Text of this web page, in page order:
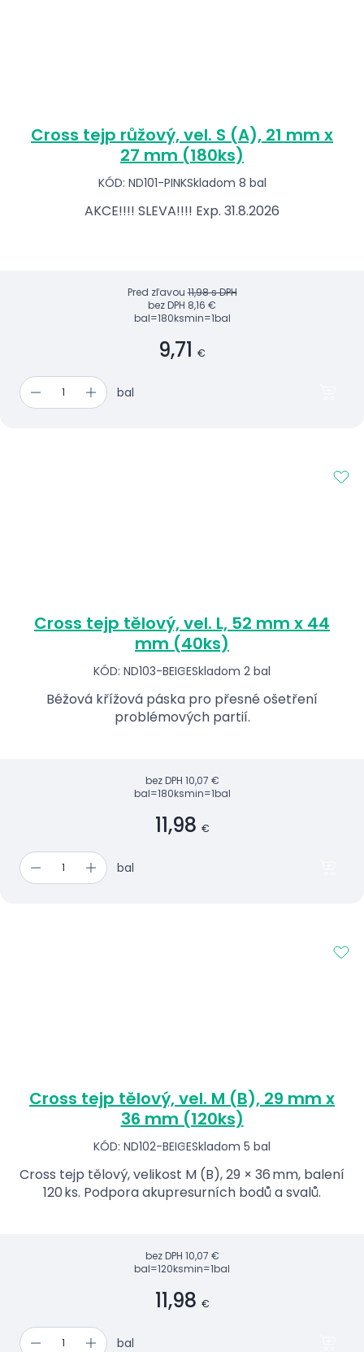
Cross tejp růžový, vel. S (A), 21 mm x
27 mm (180ks)
KÓD: ND101-PINKSkladom 8 bal
AKCE!!!! SLEVA!!!! Exp. 31.8.2026
Pred zľavou11,98 s DPH
bez DPH 8,16 €
bal=180ksmin=1bal
9,71 €
bal
Cross tejp tělový, vel. L, 52 mm x 44
mm (40ks)
KÓD: ND103-BEIGESkladom 2 bal
Béžová křížová páska pro přesné ošetření
problémových partií.
bez DPH 10,07 €
bal=180ksmin=1bal
11,98 €
bal
Cross tejp tělový, vel. M (B), 29 mm x
36 mm (120ks)
KÓD: ND102-BEIGESkladom 5 bal
Cross tejp tělový, velikost M (B), 29 × 36 mm, balení
120 ks. Podpora akupresurních bodů a svalů.
bez DPH 10,07 €
bal=120ksmin=1bal
11,98 €
bal